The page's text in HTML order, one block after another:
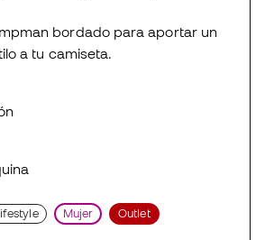
bordado para aportar un
a tu camiseta.
Mujer Outlet